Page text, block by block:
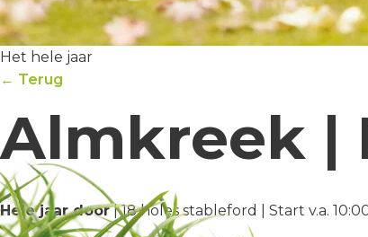
Het hele jaar
← Terug
Almkreek |
Hele jaar door| 18 holes stableford | Start v.a.